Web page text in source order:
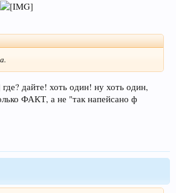
дайте! хоть один! ну хоть один,
ФАКТ, а не "так напейсано ф